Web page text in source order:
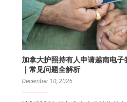
加拿大护照持有人申请越南电子
｜常见问题全解析
December 10, 2025